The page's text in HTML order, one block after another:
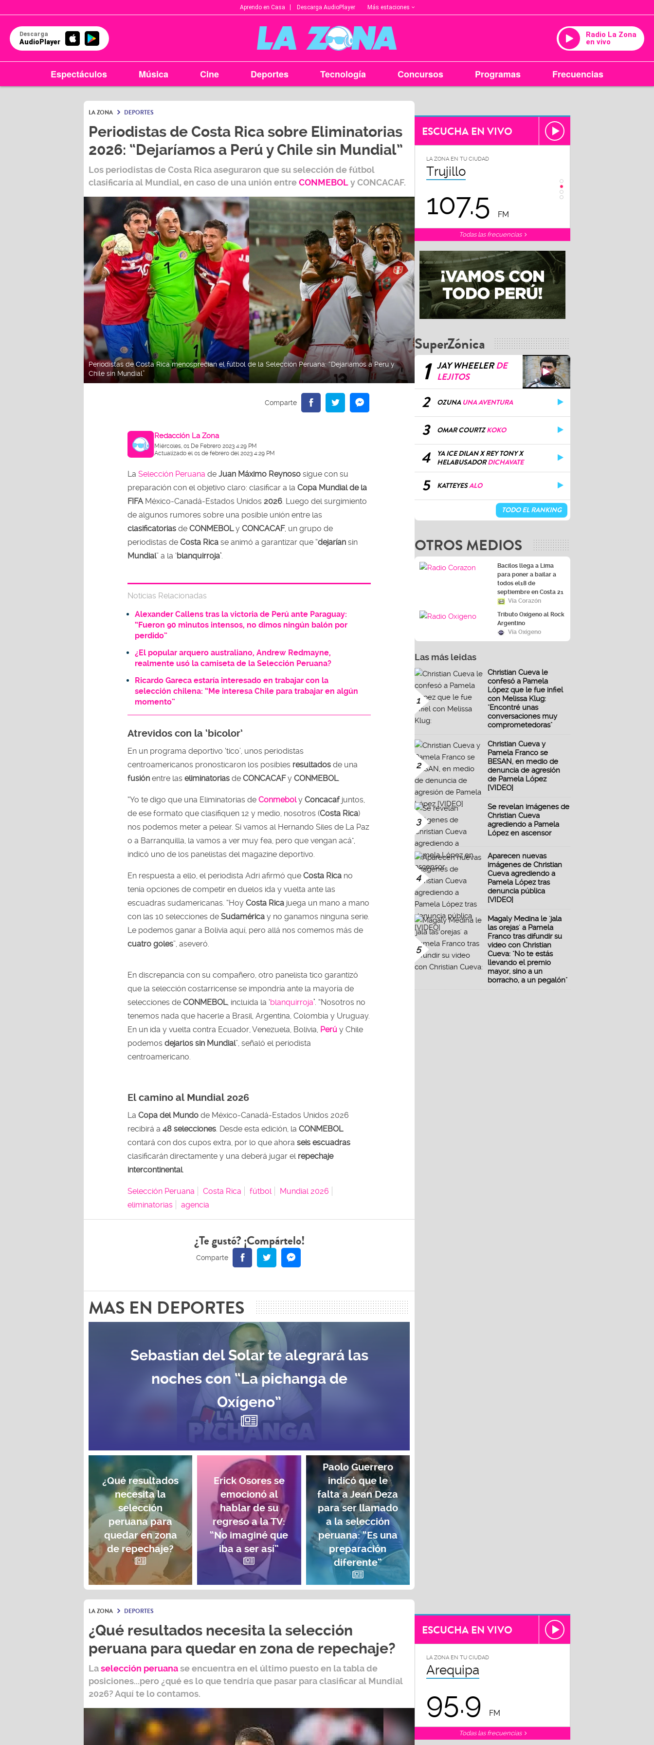
Aprendo en Casa Descarga AudioPlayer Más estaciones
Descarga
AudioPlayer
Radio La Zona
en vivo
Espectáculos Música Cine Deportes Tecnología Concursos Programas Frecuencias
LA ZONA DEPORTES
Periodistas de Costa Rica sobre Eliminatorias
2026: “Dejaríamos a Perú y Chile sin Mundial”
Los periodistas deCosta Ricaaseguraron que su selección de fútbol
clasificaría al Mundial, en caso de una unión entreCONMEBOLyCONCACAF.
Periodistas de Costa Rica menosprecian el fútbol de la Selección Peruana: “Dejaríamos a Perú y
Chile sin Mundial”
Redacción La Zona
Miércoles, 01 De Febrero 2023 4:29 PM
Actualizado el 01 de febrero del 2023 4:29 PM
La Selección Peruana de Juan Máximo Reynoso sigue con su
preparación con el objetivo claro: clasificar a la Copa Mundial de la
FIFA México-Canadá-Estados Unidos 2026 . Luego del surgimiento
de algunos rumores sobre una posible unión entre las
clasificatorias de CONMEBOLy CONCACAF, un grupo de
periodistas de Costa Rica se animó a garantizar que “dejarían sin
Mundial” a la ‘blanquirroja’
Noticias Relacionadas
Alexander Callens tras la victoria de Perú ante Paraguay:
“Fueron 90 minutos intensos, no dimos ningún balón por
perdido”
¿El popular arquero australiano, Andrew Redmayne,
realmente usó la camiseta de la Selección Peruana?
Ricardo Gareca estaría interesado en trabajar con la
selección chilena: “Me interesa Chile para trabajar en algún
momento”
Atrevidos con la ‘bicolor’
En un programa deportivo ‘tico’, unos periodistas
centroamericanos pronosticaron los posibles resultados de una
fusión entre las eliminatorias de CONCACAFy CONMEBOL.
“Yo te digo que una Eliminatorias de Conmebol y Concacafjuntos,
de ese formato que clasifiquen 12 y medio, nosotros (Costa Rica)
nos podemos meter a pelear. Si vamos al Hernando Siles de La Paz
o a Barranquilla, la vamos a ver muy fea, pero que vengan acá",
indicó uno de los panelistas del magazine deportivo.
En respuesta a ello, el periodista Adri afirmó que Costa Rica no
tenía opciones de competir en duelos ida y vuelta ante las
escuadras sudamericanas. “Hoy Costa Rica juega un mano a mano
con las 10 selecciones de Sudamérica y no ganamos ninguna serie.
Le podemos ganar a Bolivia aquí, pero allá nos comemos más de
cuatro goles”, aseveró.
En discrepancia con su compañero, otro panelista tico garantizó
que la selección costarricense se impondría ante la mayoría de
selecciones de CONMEBOL, incluida la ‘blanquirroja’ . “Nosotros no
tenemos nada que hacerle a Brasil, Argentina, Colombia y Uruguay.
En un ida y vuelta contra Ecuador, Venezuela, Bolivia, Perú y Chile
podemos dejarlos sin Mundial”, señaló el periodista
centroamericano.
El camino al Mundial 2026
La Copa del Mundo de México-Canadá-Estados Unidos 2026
recibirá a 48 selecciones . Desde esta edición, la CONMEBOL
contará con dos cupos extra, por lo que ahora seis escuadras
clasificarán directamente y una deberá jugar el repechaje
intercontinental.
Selección Peruana Costa Rica fútbol
Mundial 2026
eliminatorias
agencia
¿Te gustó? ¡Compártelo!
MAS EN DEPORTES
Sebastian del Solar te alegrará las
noches con “La pichanga de
Oxígeno”
¿Qué resultados
necesita la
selección
peruana para
quedar en zona
de repechaje?
Erick Osores se
emocionó al
hablar de su
regreso a la TV:
“No imaginé que
iba a ser así”
Paolo Guerrero
indicó que le
falta a Jean Deza
para ser llamado
a la selección
peruana: “Es una
preparación
diferente”
ESCUCHA EN VIVO
Arequipa
95.9
LA ZONA EN TU CIUDAD
Trujillo
107.5 FM 102.3
Todas las frecuencias
SuperZónica
1 JAY WHEELERDE
LEJITOS
2 OZUNA UNA AVENTURA
3 OMAR COURTZKOKO
4
YA ICE DILAN X REY TONY X
HELABUSADORDICHAVATE
5 KATTEYESALO
TODO EL RANKING
OTROS MEDIOS
Bacilos llega a Lima
para poner a bailar a
todos el18 de
septiembre en Costa 21
Vía Corazón
Tributo Oxígeno al Rock
Argentino
Vía Oxígeno
Las más leidas
1
Christian Cueva le
confesó a Pamela
López que le fue infiel
con Melissa Klug:
"Encontré unas
conversaciones muy
comprometedoras"
2
Christian Cueva y
Pamela Franco se
BESAN, en medio de
denuncia de agresión
de Pamela López
[VIDEO]
3
Se revelan imágenes de
Christian Cueva
agrediendo a Pamela
López en ascensor
4
Aparecen nuevas
imágenes de Christian
Cueva agrediendo a
Pamela López tras
denuncia pública
[VIDEO]
5
Magaly Medina le 'jala
las orejas' a Pamela
Franco tras difundir su
video con Christian
Cueva: "No te estás
llevando el premio
mayor, sino a un
borracho, a un pegalón"
LA ZONA DEPORTES
¿Qué resultados necesita la selección
peruana para quedar en zona de repechaje?
Laselección peruanase encuentra en el último puesto en la tabla de
posiciones...pero ¿qué es lo que tendría que pasar para clasificar al Mundial
2026?Aquí te lo contamos.
ESCUCHA EN VIVO
LA ZONA EN TU CIUDAD
Arequipa
95.9 FM
Todas las frecuencias